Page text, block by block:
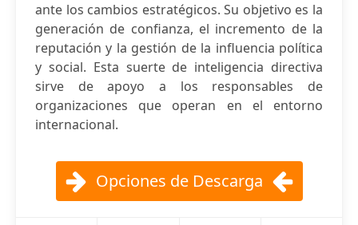
ante los cambios estratégicos. Su objetivo es la
generación de confianza, el incremento de la
reputación y la gestión de la influencia política
y social. Esta suerte de inteligencia directiva
sirve de apoyo a los responsables de
organizaciones que operan en el entorno
internacional.
Opciones de Descarga